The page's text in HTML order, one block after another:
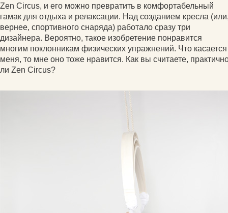
Zen Circus, и его можно превратить в комфортабельный
гамак для отдыха и релаксации. Над созданием кресла
вернее, спортивного снаряда) работало сразу три
дизайнера. Вероятно, такое изобретение понравится
многим поклонникам физических упражнений. Что касается
меня, то мне оно тоже нравится. Как вы считаете,
ли Zen Circus?